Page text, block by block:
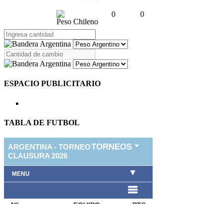
Peso Chileno
0 0
ESPACIO PUBLICITARIO
TABLA DE FUTBOL